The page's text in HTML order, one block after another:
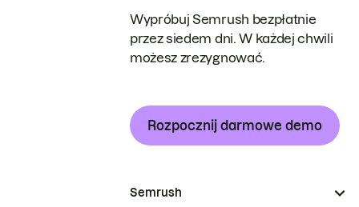
Wypróbuj Semrush bezpłatnie
przez siedem dni. W każdej chwili
możesz zrezygnować.
Rozpocznij darmowe demo
Semrush